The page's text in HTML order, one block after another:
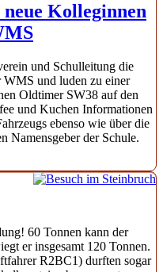
Kolleginnen
und Schulleitung die
und luden zu einer
Oldtimer SW38 auf den
und Kuchen Informationen
ebenso wie über die
Namensgeber der Schule.
60 Tonnen kann der
er insgesamt 120 Tonnen.
R2BC1) durften sogar